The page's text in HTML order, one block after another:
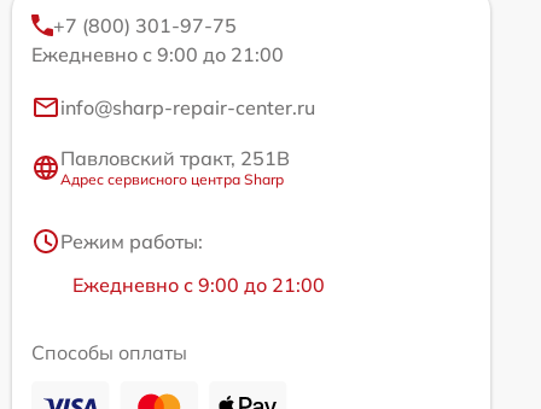
+7 (800) 301-97-75
Ежедневно с 9:00 до 21:00
info@sharp-repair-center.ru
Павловский тракт, 251В
Адрес сервисного центра Sharp
Режим работы:
Ежедневно с 9:00 до 21:00
Способы оплаты